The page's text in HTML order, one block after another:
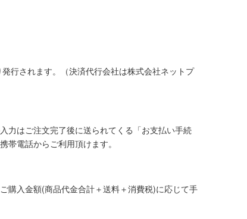
行されます。（決済代行会社は株式会社ネットプ
力はご注文完了後に送られてくる「お支払い手続
帯電話からご利用頂けます。
購入金額(商品代金合計＋送料＋消費税)に応じて手